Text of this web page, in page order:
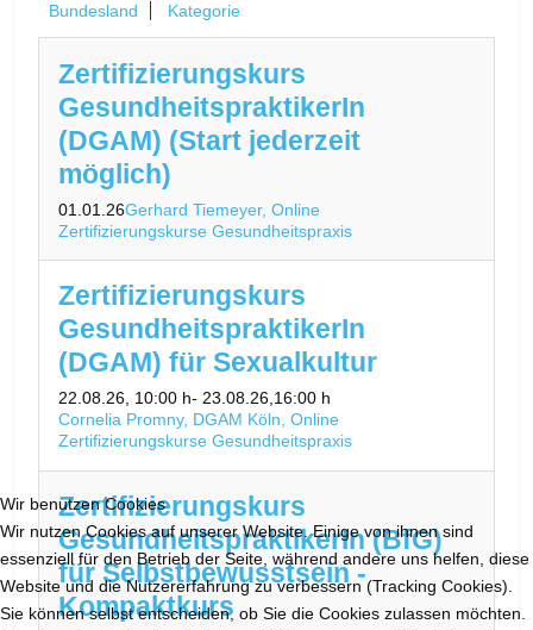
Bundesland
Kategorie
Zertifizierungskurs
GesundheitspraktikerIn
(DGAM) (Start jederzeit
möglich)
01.01.26Gerhard Tiemeyer, Online
Zertifizierungskurse Gesundheitspraxis
Zertifizierungskurs
GesundheitspraktikerIn
(DGAM) für Sexualkultur
22.08.26, 10:00 h- 23.08.26,16:00 h
Cornelia Promny, DGAM Köln, Online
Zertifizierungskurse Gesundheitspraxis
Zertifizierungskurs
GesundheitspraktikerIn (BfG)
für Selbstbewusstsein -
Kompaktkurs
Wir benutzen Cookies
Wir nutzen Cookies auf unserer Website. Einige von ihnen sind
essenziell für den Betrieb der Seite, während andere uns helfen, diese
Website und die Nutzererfahrung zu verbessern (Tracking Cookies).
Sie können selbst entscheiden, ob Sie die Cookies zulassen möchten.